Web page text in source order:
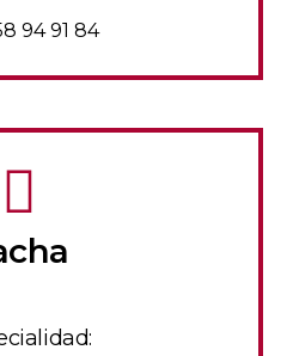
94 91 84